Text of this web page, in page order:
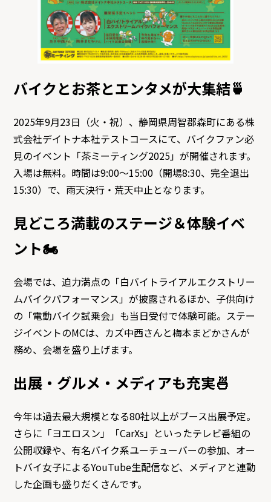
バイクとお茶とエンタメが大集結🍵
2025年9月23日（火・祝）、静岡県周智郡森町にある株
式会社デイトナ本社テストコースにて、バイクファン必
見のイベント「茶ミーティング2025」が開催されます。
入場は無料。時間は9:00～15:00（開場8:30、完全退出
15:30）で、雨天決行・荒天中止となります。
見どころ満載のステージ＆体験イベ
ント🏍
会場では、迫力満点の「白バイトライアルエクストリー
ムバイクパフォーマンス」が披露されるほか、子供向け
の「電動バイク試乗会」も当日受付で体験可能。ステー
ジイベントのMCは、カズ中西さんと梅本まどかさんが
務め、会場を盛り上げます。
出展・グルメ・メディアも充実🍜
今年は過去最大規模となる80社以上がブース出展予定。
さらに「ヨエロスン」「CarXs」といったテレビ番組の
公開収録や、有名バイク系ユーチューバーの参加、オー
トバイ女子によるYouTube生配信など、メディアと連動
した企画も盛りだくさんです。